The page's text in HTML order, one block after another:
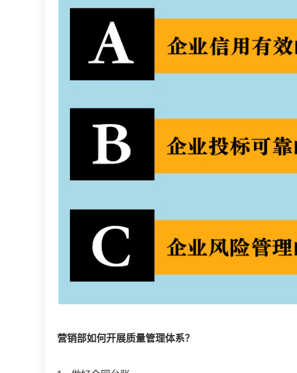
营销部如何开展质量管理体系？